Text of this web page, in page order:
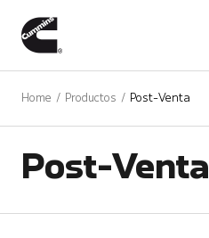
Home Productos Post-Venta
Post-Venta